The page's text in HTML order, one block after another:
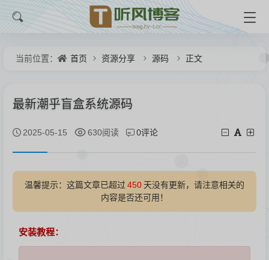
当前位置： 首页 资源分享 源码 正文
最新潮乎盲盒系统源码
2025-05-15 630阅读 0评论
温馨提示：这篇文章已超过 450 天没有更新，请注意相关的
内容是否还可用！
安装教程：